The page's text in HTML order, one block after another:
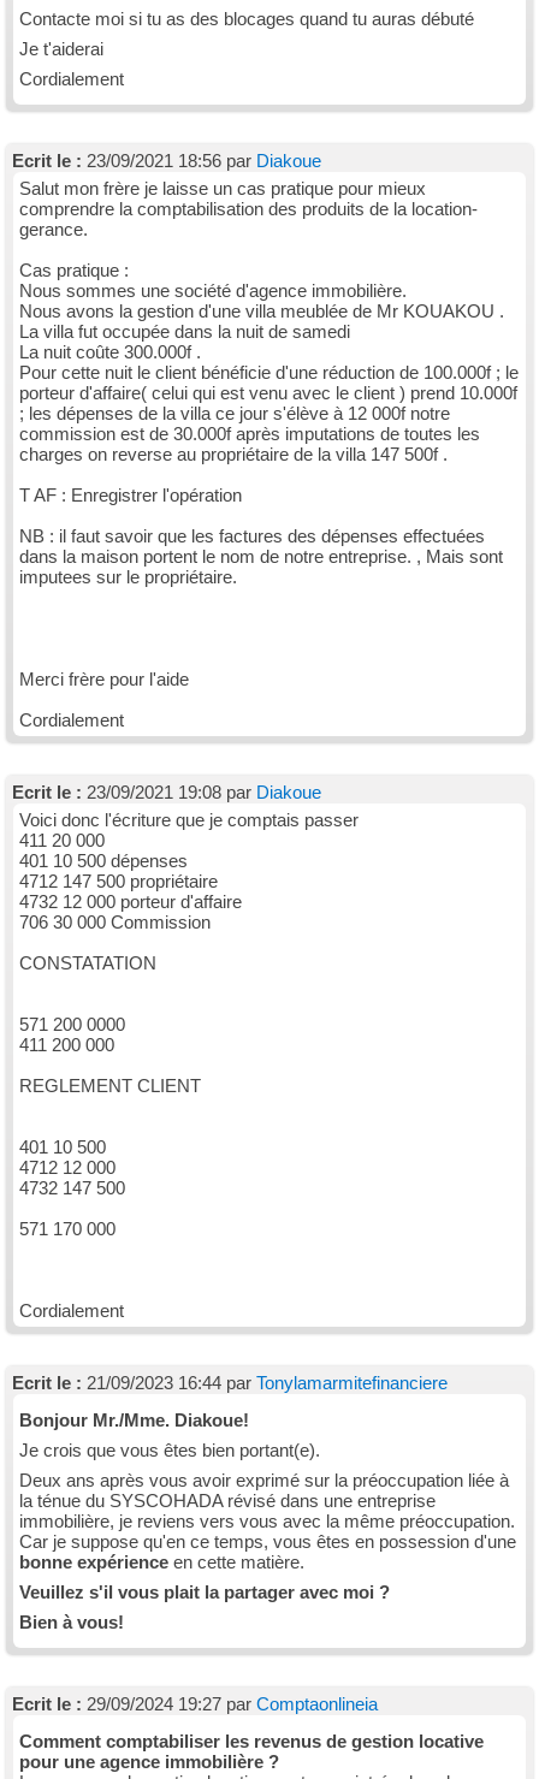
Contacte moi si tu as des blocages quand tu auras débuté
Je t'aiderai
Cordialement
Ecrit le : 23/09/2021 18:56 par Diakoue
Salut mon frère je laisse un cas pratique pour mieux
comprendre la comptabilisation des produits de la location-
gerance.
Cas pratique :
Nous sommes une société d'agence immobilière.
Nous avons la gestion d'une villa meublée de Mr KOUAKOU .
La villa fut occupée dans la nuit de samedi
La nuit coûte 300.000f .
Pour cette nuit le client bénéficie d'une réduction de 100.000f ; le
porteur d'affaire( celui qui est venu avec le client ) prend 10.000f
; les dépenses de la villa ce jour s'élève à 12 000f notre
commission est de 30.000f après imputations de toutes les
charges on reverse au propriétaire de la villa 147 500f .
T AF : Enregistrer l'opération
NB : il faut savoir que les factures des dépenses effectuées
dans la maison portent le nom de notre entreprise. , Mais sont
imputees sur le propriétaire.
Merci frère pour l'aide
Cordialement
Ecrit le : 23/09/2021 19:08 par Diakoue
Voici donc l'écriture que je comptais passer
411 20 000
401 10 500 dépenses
4712 147 500 propriétaire
4732 12 000 porteur d'affaire
706 30 000 Commission
CONSTATATION
571 200 0000
411 200 000
REGLEMENT CLIENT
401 10 500
4712 12 000
4732 147 500
571 170 000
Cordialement
Ecrit le : 21/09/2023 16:44 par Tonylamarmitefinanciere
Bonjour Mr./Mme. Diakoue!
Je crois que vous êtes bien portant(e).
Deux ans après vous avoir exprimé sur la préoccupation liée à
la ténue du SYSCOHADA révisé dans une entreprise
immobilière, je reviens vers vous avec la même préoccupation.
Car je suppose qu'en ce temps, vous êtes en possession d'une
bonne expérience en cette matière.
Veuillez s'il vous plait la partager avec moi ?
Bien à vous!
Ecrit le : 29/09/2024 19:27 par Comptaonlineia
Comment comptabiliser les revenus de gestion locative
pour une agence immobilière ?